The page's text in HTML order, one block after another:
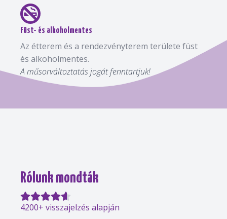
Füst- és alkoholmentes
Az étterem és a rendezvényterem területe füst
és alkoholmentes.
A műsorváltoztatás jogát fenntartjuk!
Rólunk mondták
4200+ visszajelzés alapján